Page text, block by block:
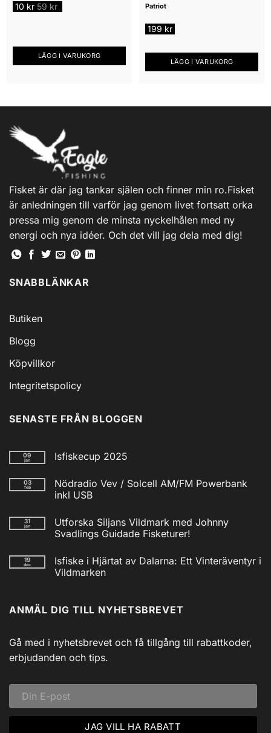
10 kr 59kr
LÄGG I VARUKORG
Patriot
199 kr
LÄGG I VARUKORG
Fisket är där jag tankar själen och finner min ro.Fisket
är anledningen till varför jag genom livet fortsatt orka
pressa mig genom de minsta nyckelhålen med ny
energi och nya idéer. Och det vill jag dela med dig!
SNABBLÄNKAR
Butiken
Blogg
Köpvillkor
Integritetspolicy
SENASTE FRÅN BLOGGEN
09
jan Isfiskecup 2025
till
Isfiskecup
2025
03
feb
Nödradio Vev / Solcell AM/FM Powerbank
inkl USB
till
Nödradio
Vev
AM/FM
Powerbank
inkl
31
jan
Utforska Siljans Vildmark med Johnny
Svadlings Guidade Fisketurer!
till
Utforska
Siljans
Svadlings
Guidade
19
dec
Isfiske i Hjärtat av Dalarna: Ett Vinteräventyr i
Vildmarken
Isfiske
i
Dalarna:
Ett
Vinteräventyr
i
ANMÄL DIG TILL NYHETSBREVET
Gå med i nyhetsbrevet och få tillgång till rabattkoder,
erbjudanden och tips.